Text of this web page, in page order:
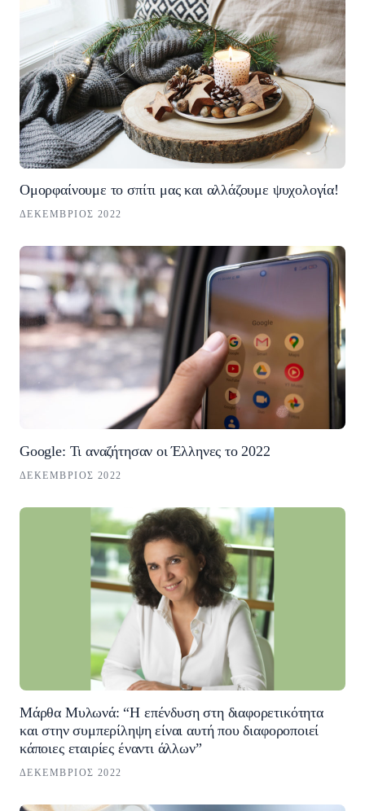
Ομορφαίνουμε το σπίτι μας και αλλάζουμε ψυχολογία!
ΔΕΚΈΜΒΡΙΟΣ 2022
Google: Τι αναζήτησαν οι Έλληνες το 2022
ΔΕΚΈΜΒΡΙΟΣ 2022
Μάρθα Μυλωνά: “Η επένδυση στη διαφορετικότητα
και στην συμπερίληψη είναι αυτή που διαφοροποιεί
κάποιες εταιρίες έναντι άλλων”
ΔΕΚΈΜΒΡΙΟΣ 2022